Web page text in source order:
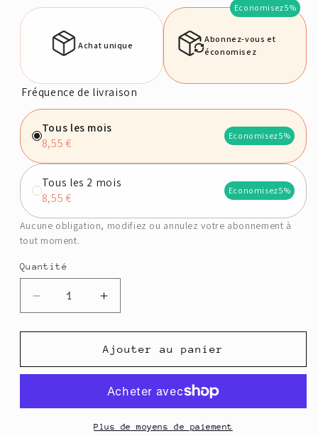
Achat unique
Abonnez-vous et
économisez
Economisez5%
Fréquence de livraison
Tous les mois
8,55 €
Economisez5%
Tous les 2 mois
8,55 €
Economisez5%
Aucune obligation, modifiez ou annulez votre abonnement à
tout moment.
Quantité
Quantité
Réduire
la
quantité
TERRAMOKA
moulu
Augmenter
la
quantité
de
TERRAMOKA
BIO
moulu
250
Ajouter au panier
Plus de moyens de paiement